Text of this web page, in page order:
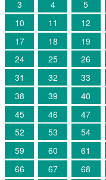
3 4 5
10
11 12
17
18 19
24
25 26
31
32 33
38
39 40
45
46 47
52
53 54
59
60 61
66
67 68